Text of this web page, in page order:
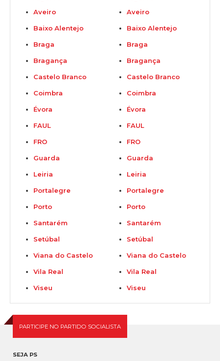
Aveiro
Baixo Alentejo
Braga
Bragança
Castelo Branco
Coimbra
Évora
FAUL
FRO
Guarda
Leiria
Portalegre
Porto
Santarém
Setúbal
Viana do Castelo
Vila Real
Viseu
Aveiro
Baixo Alentejo
Braga
Bragança
Castelo Branco
Coimbra
Évora
FAUL
FRO
Guarda
Leiria
Portalegre
Porto
Santarém
Setúbal
Viana do Castelo
Vila Real
Viseu
PARTICIPE NO PARTIDO SOCIALISTA
SEJA PS